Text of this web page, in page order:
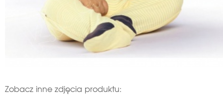
Zobacz inne zdjęcia produktu: